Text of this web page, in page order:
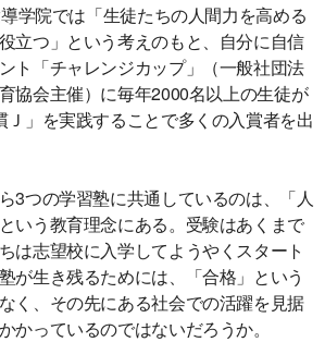
学院では「生徒たちの人間力を高める
立つ」という考えのもと、自分に自信
ト「チャレンジカップ」（一般社団法
協会主催）に毎年2000名以上の生徒が
」を実践することで多くの入賞者を出
3つの学習塾に共通しているのは、「人
いう教育理念にある。受験はあくまで
は志望校に入学してようやくスタート
が生き残るためには、「合格」という
く、その先にある社会での活躍を見据
かっているのではないだろうか。